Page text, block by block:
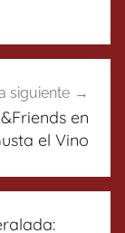
siguiente
en
el Vino